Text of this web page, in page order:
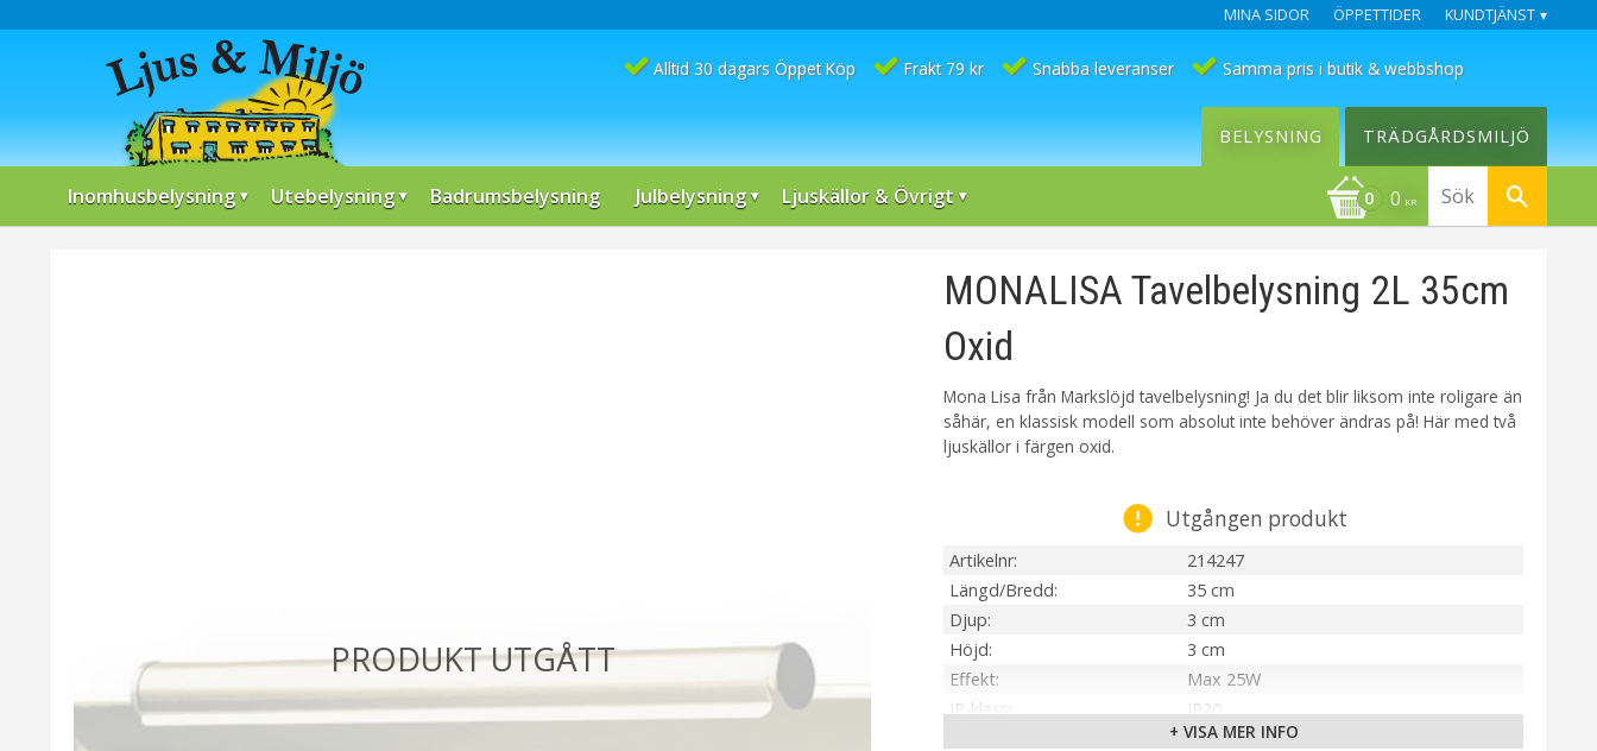
MINA SIDOR ÖPPETTIDER KUNDTJÄNST
Alltid 30 dagars Öppet Köp Frakt 79 kr Snabba leveranser Samma pris i butik & webbshop
Inomhusbelysning Utebelysning Badrumsbelysning Julbelysning Ljuskällor & Övrigt 0 KR
BELYSNING TRÄDGÅRDSMILJÖ
MONALISA Tavelbelysning 2L 35cm
Oxid
Mona Lisa från Markslöjd tavelbelysning! Ja du det blir liksom inte roligare än
såhär, en klassisk modell som absolut inte behöver ändras på! Här med två
ljuskällor i färgen oxid.
Utgången produkt
Artikelnr
214247
Längd/Bredd
35 cm
Djup
3 cm
Höjd
3 cm
Effekt
Max 25W
IP-klass
IP20
Oxid
+ VISA MER INFO